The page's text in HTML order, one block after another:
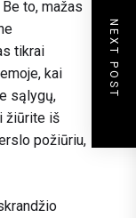
to, mažas
tikrai
kai
sąlygų,
žiūrite iš
požiūriu,
NEXT POST